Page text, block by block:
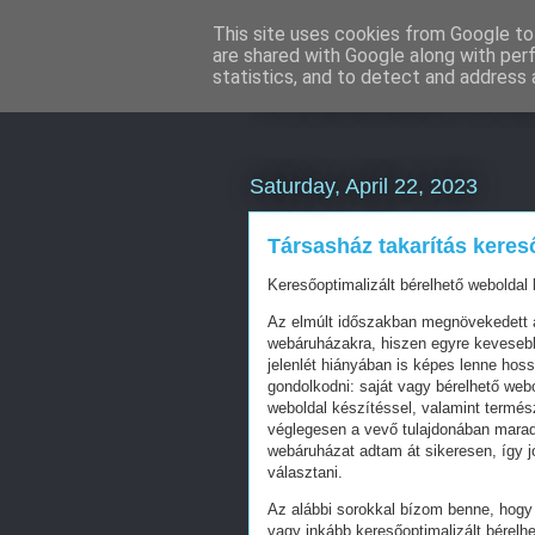
Weboldal
Saturday, April 22, 2023
Társasház takarítás
Keresőoptimalizált bérelhető
Az elmúlt időszakban
webáruházakra, hiszen egyre
jelenlét hiányában is képes lenne
gondolkodni: saját vagy bérelhető
weboldal készítéssel, valamint
véglegesen a vevő tulajdonában
webáruházat adtam át sikeresen, így
választani.
Az alábbi sorokkal bízom benne,
vagy inkább keresőoptimalizált
This site uses cookies from Google
are shared with Google along with
statistics, and to detect and address